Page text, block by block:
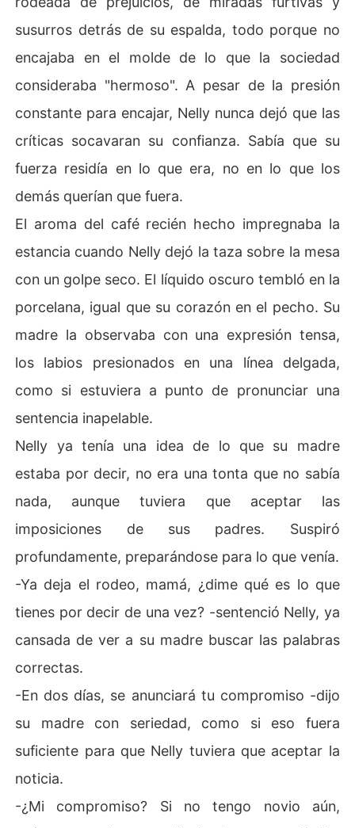
dad, a las expectativas de sus familias y a sus propios
miedos internos. A medida que se conocen más profun
damente, ambos aprenderán a amar más allá de los est
ereotipos y a construir una relación basada en el respet
o, la confianza y la comprensión mutua.
susurros detrás de su espalda, todo porque no
encajaba en el molde de lo que la sociedad
consideraba "hermoso". A pesar de la presión
constante para encajar, Nelly nunca dejó que las
críticas socavaran su confianza. Sabía que su
fuerza residía en lo que era, no en lo que los
demás querían que fuera.
El aroma del café recién hecho impregnaba la
estancia cuando Nelly dejó la taza sobre la mesa
con un golpe seco. El líquido oscuro tembló en la
porcelana, igual que su corazón en el pecho. Su
madre la observaba con una expresión tensa,
los labios presionados en una línea delgada,
como si estuviera a punto de pronunciar una
sentencia inapelable.
Nelly ya tenía una idea de lo que su madre
estaba por decir, no era una tonta que no sabía
nada, aunque tuviera que aceptar las
imposiciones de sus padres. Suspiró
profundamente, preparándose para lo que venía.
-Ya deja el rodeo, mamá, ¿dime qué es lo que
tienes por decir de una vez? -sentenció Nelly, ya
cansada de ver a su madre buscar las palabras
correctas.
-En dos días, se anunciará tu compromiso -dijo
su madre con seriedad, como si eso fuera
suficiente para que Nelly tuviera que aceptar la
noticia.
-¿Mi compromiso? Si no tengo novio aún,